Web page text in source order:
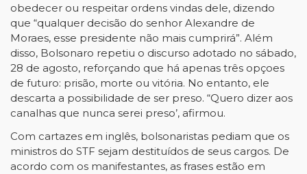
obedecer ou respeitar ordens vindas dele, dizendo
que “qualquer decisão do senhor Alexandre de
Moraes, esse presidente não mais cumprirá”. Além
disso, Bolsonaro repetiu o discurso adotado no sábado,
28 de agosto, reforçando que há apenas três opçoes
de futuro: prisão, morte ou vitória. No entanto, ele
descarta a possibilidade de ser preso. “Quero dizer aos
canalhas que nunca serei preso’, afirmou.
Com cartazes em inglês, bolsonaristas pediam que os
ministros do STF sejam destituídos de seus cargos. De
acordo com os manifestantes, as frases estão em